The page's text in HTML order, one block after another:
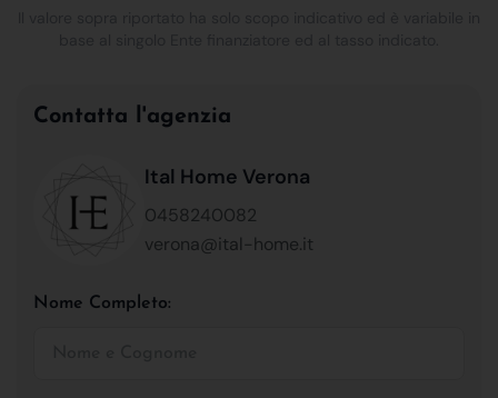
Contatta l'agenzia
Ital Home Verona
0458240082
verona@ital-home.it
Nome Completo: